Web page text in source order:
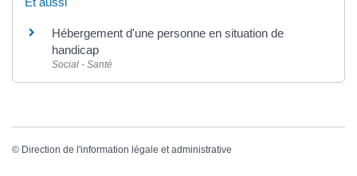
Hébergement d'une personne en situation de
handicap
Social - Santé
© Direction de l'information légale et administrative